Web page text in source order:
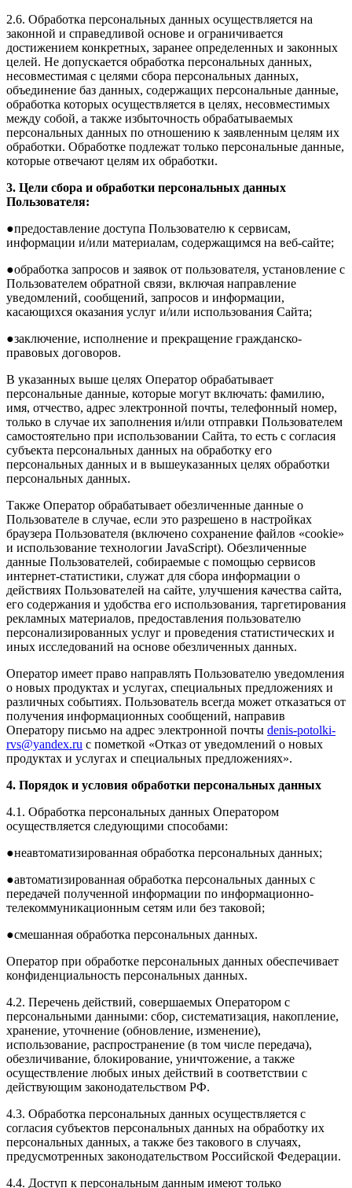
2.6. Обработка персональных данных осуществляется на
законной и справедливой основе и ограничивается
достижением конкретных, заранее определенных и законных
целей. Не допускается обработка персональных данных,
несовместимая с целями сбора персональных данных,
объединение баз данных, содержащих персональные данные,
обработка которых осуществляется в целях, несовместимых
между собой, а также избыточность обрабатываемых
персональных данных по отношению к заявленным целям их
обработки. Обработке подлежат только персональные данные,
которые отвечают целям их обработки.
3. Цели сбора и обработки персональных данных
Пользователя:
●предоставление доступа Пользователю к сервисам,
информации и/или материалам, содержащимся на веб-сайте;
●обработка запросов и заявок от пользователя, установление с
Пользователем обратной связи, включая направление
уведомлений, сообщений, запросов и информации,
касающихся оказания услуг и/или использования Сайта;
●заключение, исполнение и прекращение гражданско-
правовых договоров.
В указанных выше целях Оператор обрабатывает
персональные данные, которые могут включать: фамилию,
имя, отчество, адрес электронной почты, телефонный номер,
только в случае их заполнения и/или отправки Пользователем
самостоятельно при использовании Сайта, то есть с согласия
субъекта персональных данных на обработку его
персональных данных и в вышеуказанных целях обработки
персональных данных.
Также Оператор обрабатывает обезличенные данные о
Пользователе в случае, если это разрешено в настройках
браузера Пользователя (включено сохранение файлов «cookie»
и использование технологии JavaScript). Обезличенные
данные Пользователей, собираемые с помощью сервисов
интернет-статистики, служат для сбора информации о
действиях Пользователей на сайте, улучшения качества сайта,
его содержания и удобства его использования, таргетирования
рекламных материалов, предоставления пользователю
персонализированных услуг и проведения статистических и
иных исследований на основе обезличенных данных.
Оператор имеет право направлять Пользователю уведомления
о новых продуктах и услугах, специальных предложениях и
различных событиях. Пользователь всегда может отказаться от
получения информационных сообщений, направив
Оператору письмо на адрес электронной почты denis-potolki-
rvs@yandex.ru с пометкой «Отказ от уведомлений о новых
продуктах и услугах и специальных предложениях».
4. Порядок и условия обработки персональных данных
4.1. Обработка персональных данных Оператором
осуществляется следующими способами:
●неавтоматизированная обработка персональных данных;
●автоматизированная обработка персональных данных с
передачей полученной информации по информационно-
телекоммуникационным сетям или без таковой;
●смешанная обработка персональных данных.
Оператор при обработке персональных данных обеспечивает
конфиденциальность персональных данных.
4.2. Перечень действий, совершаемых Оператором с
персональными данными: сбор, систематизация, накопление,
хранение, уточнение (обновление, изменение),
использование, распространение (в том числе передача),
обезличивание, блокирование, уничтожение, а также
осуществление любых иных действий в соответствии с
действующим законодательством РФ.
4.3. Обработка персональных данных осуществляется с
согласия субъектов персональных данных на обработку их
персональных данных, а также без такового в случаях,
предусмотренных законодательством Российской Федерации.
4.4. Доступ к персональным данным имеют только